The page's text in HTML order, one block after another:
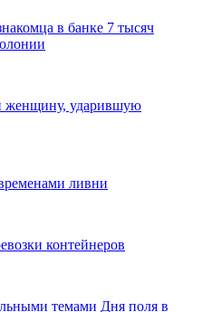
в банке 7 тысяч
женщину, ударившую
ливни
контейнеров
темами Дня поля в